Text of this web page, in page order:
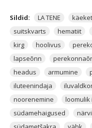
missuurendab igal
Roosa Kvarts on ülim
aastast sisenesime me
armastuseaastasse.
Kanna seda endaga
neile, kellega soovid
Roosa Kvarts on kristall,
Roosa Kvarts on
Sildid: LA TENE
suitskvarts
hematiit
kirg
hoolivus
lapseõnn
headus
armumine
iluteenindaja
noorenemine
loomulik
südamehaigused